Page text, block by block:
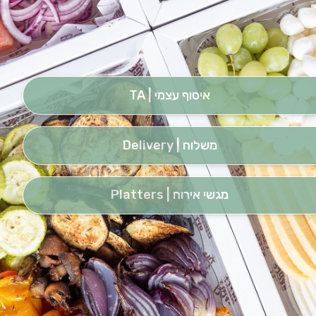
איסוף עצמי | TA
משלוח | Delivery
מגשי אירוח | Platters